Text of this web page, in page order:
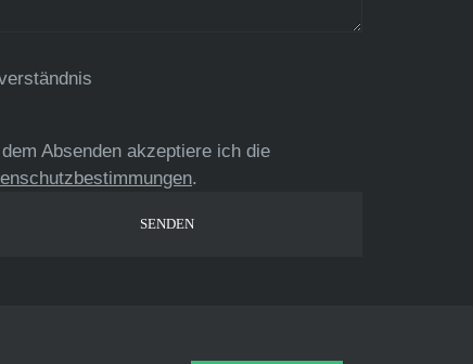
Absenden akzeptiere ich die
.